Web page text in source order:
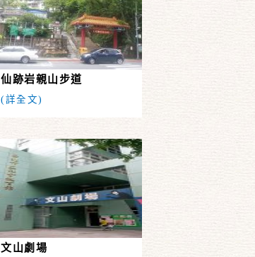
仙跡岩親山步道
(詳全文)
文山劇場